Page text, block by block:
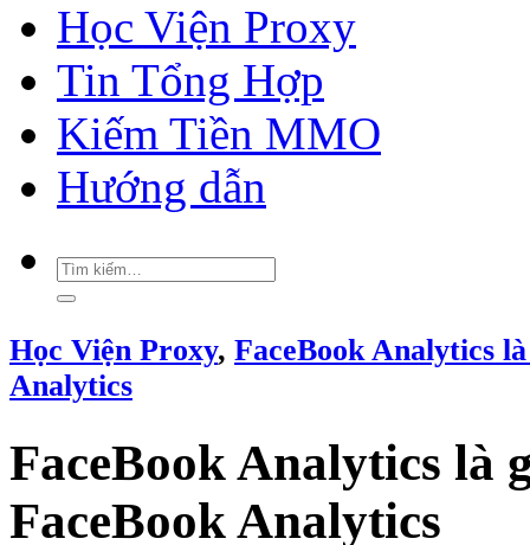
Học Viện Proxy
Tin Tổng Hợp
Kiếm Tiền MMO
Hướng dẫn
Học Viện Proxy, FaceBook Analytics
Analytics
FaceBook Analytics là
FaceBook Analytics